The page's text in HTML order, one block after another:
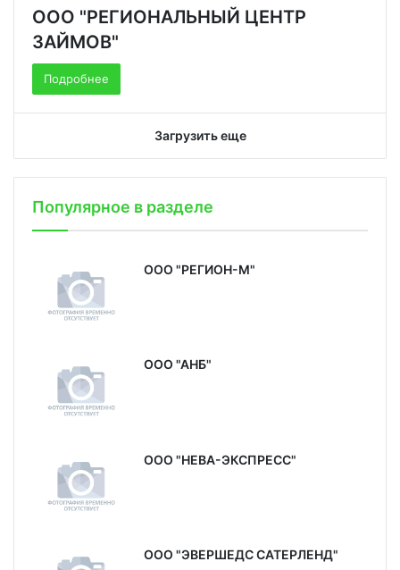
ООО "РЕГИОНАЛЬНЫЙ ЦЕНТР
ЗАЙМОВ"
Подробнее
Загрузить еще
Популярное в разделе
ООО "РЕГИОН-М"
ООО "АНБ"
ООО "НЕВА-ЭКСПРЕСС"
ООО "ЭВЕРШЕДС САТЕРЛЕНД"